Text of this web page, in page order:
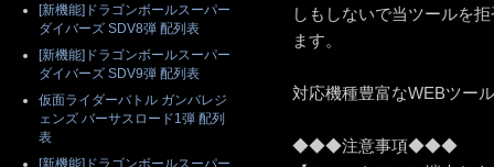
しもしないで当ツールを
ます。
対応機種豊富なWEBツー
◆◆◆注意事項◆◆◆
[新機能]ドラゴンボールスーパー
ダイバーズ SDV8弾 配列表
[新機能]ドラゴンボールスーパー
ダイバーズ SDV9弾 配列表
仮面ライダーバトル ガンバレジ
ェンズ バーサスロード1弾 配列
表
[新機能]ドラゴンボールスーパー